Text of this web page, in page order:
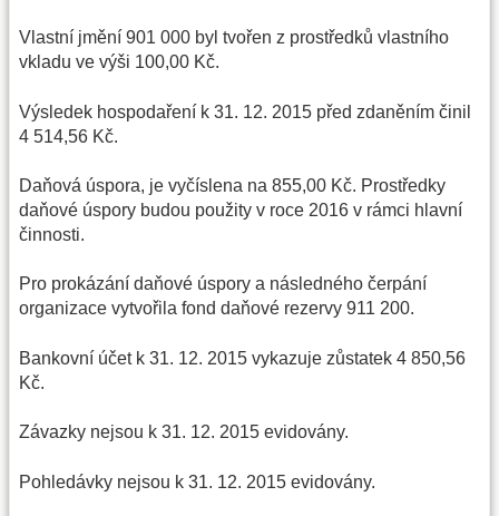
Vlastní jmění 901 000 byl tvořen z prostředků vlastního
vkladu ve výši 100,00 Kč.
Výsledek hospodaření k 31. 12. 2015 před zdaněním činil
4 514,56 Kč.
Daňová úspora, je vyčíslena na 855,00 Kč. Prostředky
daňové úspory budou použity v roce 2016 v rámci hlavní
činnosti.
Pro prokázání daňové úspory a následného čerpání
organizace vytvořila fond daňové rezervy 911 200.
Bankovní účet k 31. 12. 2015 vykazuje zůstatek 4 850,56
Kč.
Závazky nejsou k 31. 12. 2015 evidovány.
Pohledávky nejsou k 31. 12. 2015 evidovány.